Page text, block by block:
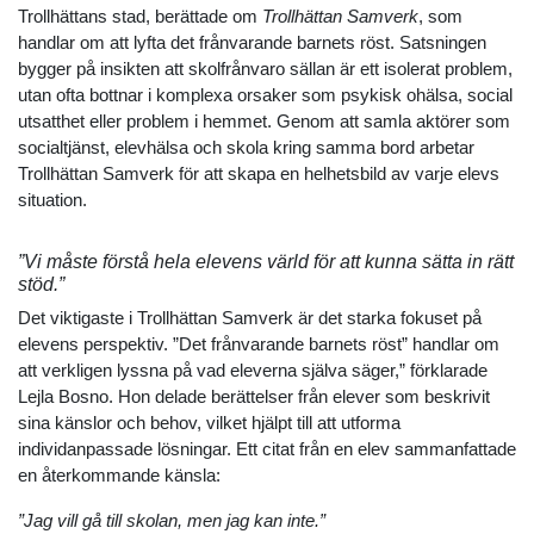
Trollhättans stad, berättade om Trollhättan Samverk, som
handlar om att lyfta det frånvarande barnets röst. Satsningen
bygger på insikten att skolfrånvaro sällan är ett isolerat problem,
utan ofta bottnar i komplexa orsaker som psykisk ohälsa, social
utsatthet eller problem i hemmet. Genom att samla aktörer som
socialtjänst, elevhälsa och skola kring samma bord arbetar
Trollhättan Samverk för att skapa en helhetsbild av varje elevs
situation.
”Vi måste förstå hela elevens värld för att kunna sätta in rätt
stöd.”
Det viktigaste i Trollhättan Samverk är det starka fokuset på
elevens perspektiv. ”Det frånvarande barnets röst” handlar om
att verkligen lyssna på vad eleverna själva säger,” förklarade
Lejla Bosno. Hon delade berättelser från elever som beskrivit
sina känslor och behov, vilket hjälpt till att utforma
individanpassade lösningar. Ett citat från en elev sammanfattade
en återkommande känsla:
”Jag vill gå till skolan, men jag kan inte.”